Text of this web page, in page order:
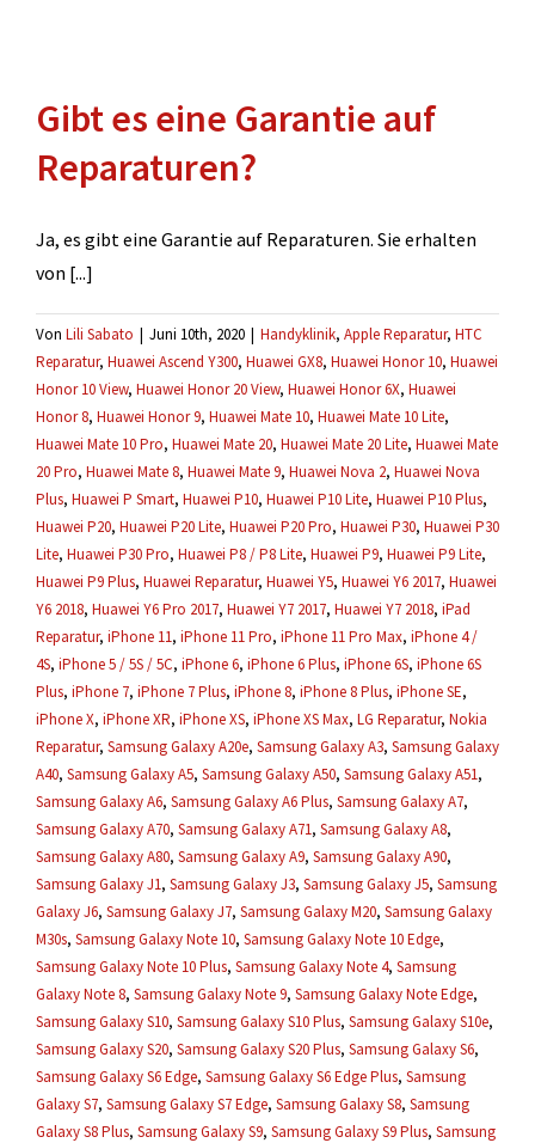
Gibt es eine Garantie auf
Reparaturen?
Ja, es gibt eine Garantie auf Reparaturen. Sie erhalten
von [...]
Von Lili Sabato | Juni 10th, 2020 | Handyklinik, Apple Reparatur, HTC
Reparatur, Huawei Ascend Y300, Huawei GX8, Huawei Honor 10, Huawei
Honor 10 View, Huawei Honor 20 View, Huawei Honor 6X, Huawei
Honor 8, Huawei Honor 9, Huawei Mate 10, Huawei Mate 10 Lite,
Huawei Mate 10 Pro, Huawei Mate 20, Huawei Mate 20 Lite, Huawei Mate
20 Pro, Huawei Mate 8, Huawei Mate 9, Huawei Nova 2, Huawei Nova
Plus, Huawei P Smart, Huawei P10, Huawei P10 Lite, Huawei P10 Plus,
Huawei P20, Huawei P20 Lite, Huawei P20 Pro, Huawei P30, Huawei P30
Lite, Huawei P30 Pro, Huawei P8 / P8 Lite, Huawei P9, Huawei P9 Lite,
Huawei P9 Plus, Huawei Reparatur, Huawei Y5, Huawei Y6 2017, Huawei
Y6 2018, Huawei Y6 Pro 2017, Huawei Y7 2017, Huawei Y7 2018, iPad
Reparatur, iPhone 11, iPhone 11 Pro, iPhone 11 Pro Max, iPhone 4 /
4S, iPhone 5 / 5S / 5C, iPhone 6, iPhone 6 Plus, iPhone 6S, iPhone 6S
Plus, iPhone 7, iPhone 7 Plus, iPhone 8, iPhone 8 Plus, iPhone SE,
iPhone X, iPhone XR, iPhone XS, iPhone XS Max, LG Reparatur, Nokia
Reparatur, Samsung Galaxy A20e, Samsung Galaxy A3, Samsung Galaxy
A40, Samsung Galaxy A5, Samsung Galaxy A50, Samsung Galaxy A51,
Samsung Galaxy A6, Samsung Galaxy A6 Plus, Samsung Galaxy A7,
Samsung Galaxy A70, Samsung Galaxy A71, Samsung Galaxy A8,
Samsung Galaxy A80, Samsung Galaxy A9, Samsung Galaxy A90,
Samsung Galaxy J1, Samsung Galaxy J3, Samsung Galaxy J5, Samsung
Galaxy J6, Samsung Galaxy J7, Samsung Galaxy M20, Samsung Galaxy
M30s, Samsung Galaxy Note 10, Samsung Galaxy Note 10 Edge,
Samsung Galaxy Note 10 Plus, Samsung Galaxy Note 4, Samsung
Galaxy Note 8, Samsung Galaxy Note 9, Samsung Galaxy Note Edge,
Samsung Galaxy S10, Samsung Galaxy S10 Plus, Samsung Galaxy S10e,
Samsung Galaxy S20, Samsung Galaxy S20 Plus, Samsung Galaxy S6,
Samsung Galaxy S6 Edge, Samsung Galaxy S6 Edge Plus, Samsung
Galaxy S7, Samsung Galaxy S7 Edge, Samsung Galaxy S8, Samsung
Galaxy S8 Plus, Samsung Galaxy S9, Samsung Galaxy S9 Plus, Samsung